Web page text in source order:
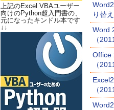
上記のExcel VBAユーザー
向けのPython超入門書の、
元になったキンドル本です
↓↓
り替
Word
（
Office
（
（